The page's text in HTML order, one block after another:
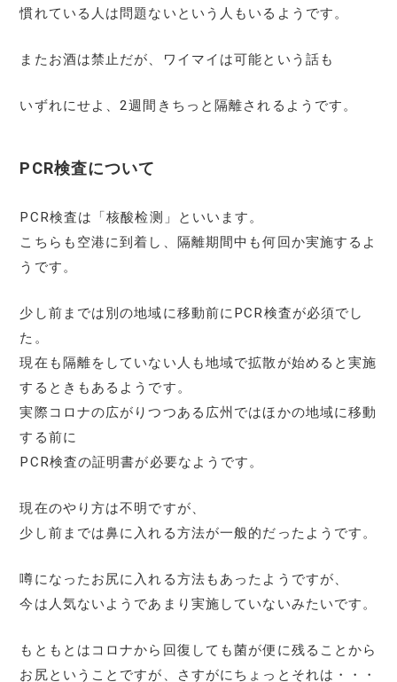
慣れている人は問題ないという人もいるようです。
またお酒は禁止だが、ワイマイは可能という話も
いずれにせよ、2週間きちっと隔離されるようです。
PCR検査について
PCR検査は「核酸检测」といいます。
こちらも空港に到着し、隔離期間中も何回か実施するよ
うです。
少し前までは別の地域に移動前にPCR検査が必須でし
た。
現在も隔離をしていない人も地域で拡散が始めると実施
するときもあるようです。
実際コロナの広がりつつある広州ではほかの地域に移動
する前に
PCR検査の証明書が必要なようです。
現在のやり方は不明ですが、
少し前までは鼻に入れる方法が一般的だったようです。
噂になったお尻に入れる方法もあったようですが、
今は人気ないようであまり実施していないみたいです。
もともとはコロナから回復しても菌が便に残ることから
お尻ということですが、さすがにちょっとそれは・・・